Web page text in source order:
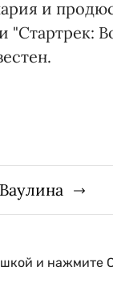
и
"Стартрек:
и нажмите